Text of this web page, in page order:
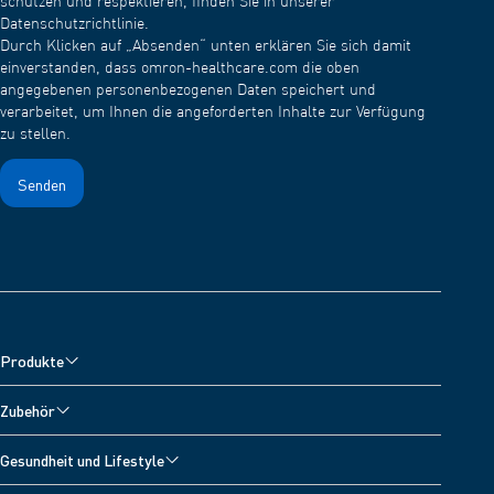
Datenschutzrichtlinie.
Durch Klicken auf „Absenden“ unten erklären Sie sich damit
einverstanden, dass omron-healthcare.com die oben
angegebenen personenbezogenen Daten speichert und
verarbeitet, um Ihnen die angeforderten Inhalte zur Verfügung
zu stellen.
Produkte
Inhalationsgeräte
Schmerztherapiegeräte
Zubehör
Zubehör für Vernebler
Gesundheit und Lifestyle